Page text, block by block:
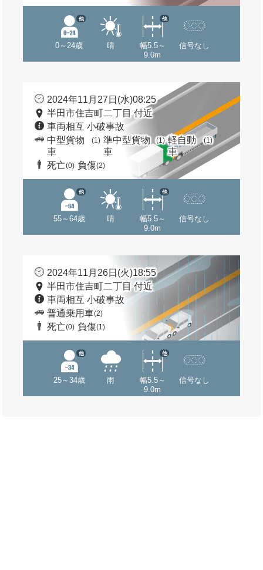
0～24歳
他
晴
幅5.5～
9.0m
他
信号なし
2024年11月27日(水)08:25
半田市住吉町二丁目 付近
車両相互 小破事故
中型貨物
車
(1) 準中型貨物
車
(1) 軽自動
車
(1)
死亡(0) 負傷(2)
55～64歳
他
晴
幅5.5～
9.0m
他
信号なし
2024年11月26日(火)18:55
半田市住吉町二丁目 付近
車両相互 小破事故
普通乗用車(2)
死亡(0) 負傷(1)
25～34歳
他
雨
幅5.5～
9.0m
他
信号なし